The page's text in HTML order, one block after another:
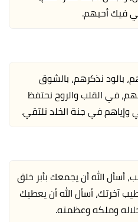
فيك أحبهم.
بالود نذكرهم، بالشوق
في القلب والروح نحتفظ
في جنة الخلد نلتقي.
أسأل الله أن يجمعك بأبر خلق
آخرتك، أسأل الله أن يعطيك
وملكه وعظمته.